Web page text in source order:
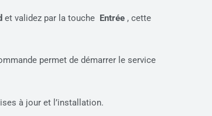
et validez par la touche Entrée , cette
permet de démarrer le service
à jour et l’installation.